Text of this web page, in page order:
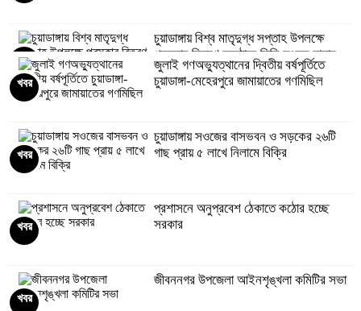
চুয়াডাঙ্গায় বিশ্ব মাতৃদুগ্ধ সপ্তাহ উপলক্ষে
পুরস্কার বিতরণ অনুষ্ঠানে ডিসি লুৎফুন নাহার
৫
৬
৭
৮
জুলাই গণঅভ্যুত্থানের দ্বিতীয় বর্ষপূর্তিতে
চুয়াডাঙ্গা-মেহেরপুরে জামায়াতের গণমিছিল
খবর
চুয়াডাঙ্গায় সওজের বাসভবন ও সড়কের ২৬টি
গাছ প্রায় ৫ লাখে নিলামে বিক্রি
খবর
প্রশাসনে অনুপ্রবেশ ঠেকাতে কঠোর হচ্ছে
সরকার
খবর
জীবননগর উপজেলা আইনশৃঙ্খলা কমিটির সভা
খবর